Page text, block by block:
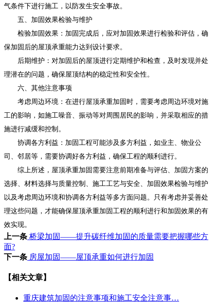
气条件下进行施工，以防发生安全事故。
五、加固效果检验与维护
检验加固效果：加固完成后，应对加固效果进行检验和评估，确
保加固后的屋顶承重能力达到设计要求。
后期维护：对加固后的屋顶进行定期维护和检查，及时发现并处
理潜在的问题，确保屋顶结构的稳定性和安全性。
六、其他注意事项
考虑周边环境：在进行屋顶承重加固时，需要考虑周边环境对施
工的影响，如施工噪音、振动等对周围居民的影响，并采取相应的措
施进行减缓和控制。
协调各方利益：加固工程可能涉及多方利益，如业主、物业公
司、邻居等，需要协调好各方利益，确保工程的顺利进行。
综上所述，屋顶承重加固需要注意前期准备与评估、加固方案的
选择、材料选择与质量控制、施工工艺与安全、加固效果检验与维护
以及考虑周边环境和协调各方利益等多方面问题。只有考虑并妥善处
理这些问题，才能确保屋顶承重加固工程的顺利进行和加固效果的有
效实现。
上一条 桥梁加固——提升碳纤维加固的质量需要把握哪些方
面?
下一条 房屋加固——屋顶承重如何进行加固
【相关文章】
重庆建筑加固的注意事项和施工安全注意事…